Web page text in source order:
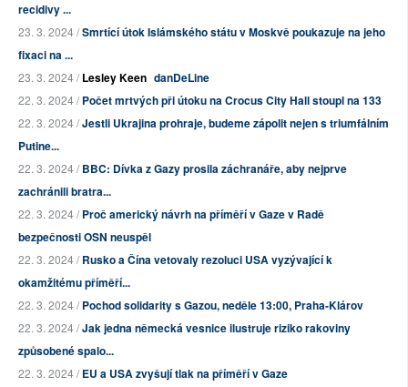
recidivy ...
23. 3. 2024 /Smrtící útok Islámského státu v Moskvě poukazuje na jeho
fixaci na ...
23. 3. 2024 /Lesley Keen danDeLine
22. 3. 2024 /Počet mrtvých při útoku na Crocus City Hall stoupl na 133
22. 3. 2024 /Jestli Ukrajina prohraje, budeme zápolit nejen s triumfálním
Putine...
22. 3. 2024 /BBC: Dívka z Gazy prosila záchranáře, aby nejprve
zachránili bratra...
22. 3. 2024 /Proč americký návrh na příměří v Gaze v Radě
bezpečnosti OSN neuspěl
22. 3. 2024 /Rusko a Čína vetovaly rezoluci USA vyzývající k
okamžitému příměří...
22. 3. 2024 /Pochod solidarity s Gazou, neděle 13:00, Praha-Klárov
22. 3. 2024 /Jak jedna německá vesnice ilustruje riziko rakoviny
způsobené spalo...
22. 3. 2024 /EU a USA zvyšují tlak na příměří v Gaze